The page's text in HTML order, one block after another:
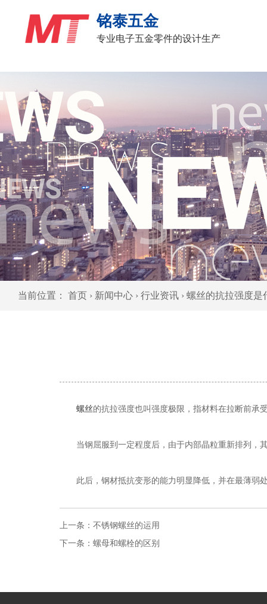
铭泰五金
专业电子五金零件的设计生产
当前位置： 首页 › 新闻中心 › 行业资讯 › 螺丝的抗拉强度是
螺丝的抗拉强度也叫强度极限，指材料在拉断前承
当钢屈服到一定程度后，由于内部晶粒重新排列，
此后，钢材抵抗变形的能力明显降低，并在最薄弱
上一条： 不锈钢螺丝的运用
下一条： 螺母和螺栓的区别